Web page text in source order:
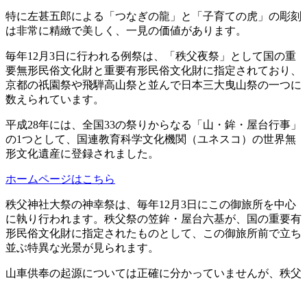
特に左甚五郎による「つなぎの龍」と「子育ての虎」の彫刻
は非常に精緻で美しく、一見の価値があります。
毎年12月3日に行われる例祭は、「秩父夜祭」として国の重
要無形民俗文化財と重要有形民俗文化財に指定されており、
京都の祇園祭や飛騨高山祭と並んで日本三大曳山祭の一つに
数えられています。
平成28年には、全国33の祭りからなる「山・鉾・屋台行事」
の1つとして、国連教育科学文化機関（ユネスコ）の世界無
形文化遺産に登録されました。
ホームページはこちら
秩父神社大祭の神幸祭は、毎年12月3日にこの御旅所を中心
に執り行われます。秩父祭の笠鉾・屋台六基が、国の重要有
形民俗文化財に指定されたものとして、この御旅所前で立ち
並ぶ特異な光景が見られます。
山車供奉の起源については正確に分かっていませんが、秩父